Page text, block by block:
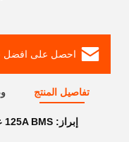
احصل على افضل
تفاصيل المنتج
إبراز: 125A BMS عالية الجهد